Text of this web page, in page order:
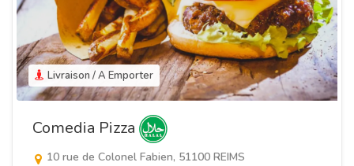
Livraison / A Emporter
Comedia Pizza
10 rue de Colonel Fabien, 51100 REIMS